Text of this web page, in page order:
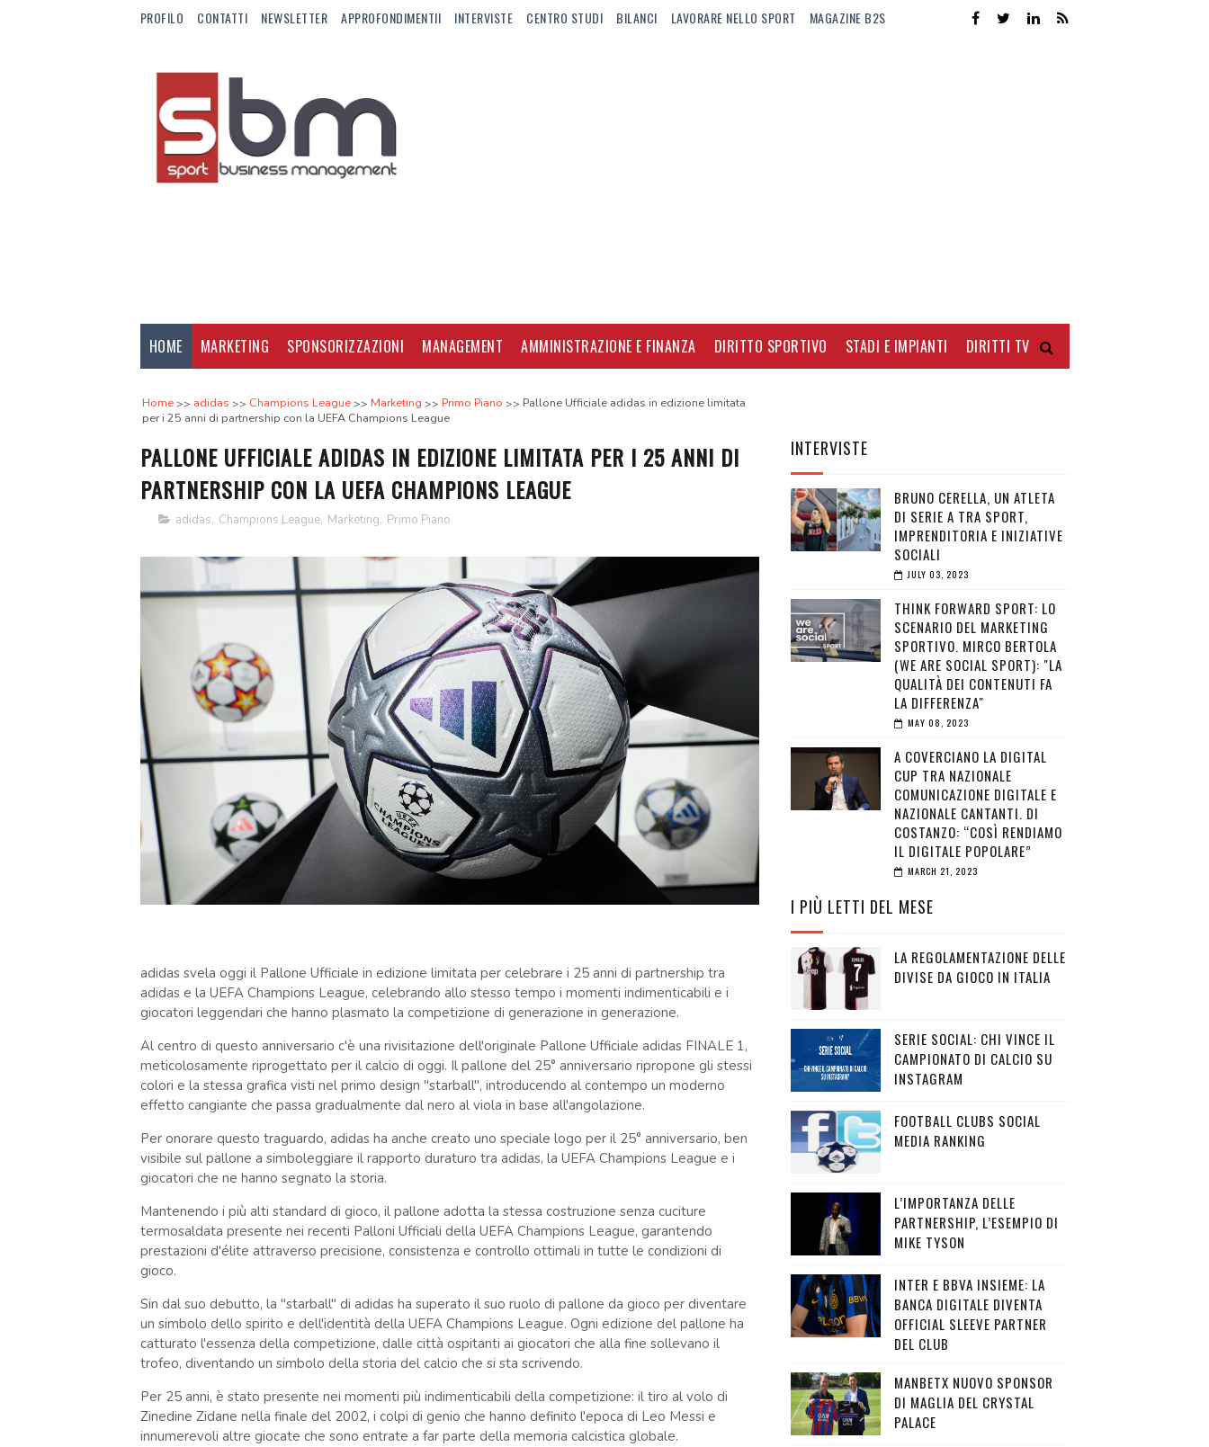
PROFILO CONTATTI NEWSLETTER APPROFONDIMENTII INTERVISTE CENTRO STUDI BILANCI LAVORARE NELLO SPORT MAGAZINE B2S
HOME MARKETING SPONSORIZZAZIONI MANAGEMENT AMMINISTRAZIONE E FINANZA DIRITTO SPORTIVO STADI E IMPIANTI DIRITTI TV
Home adidas Champions League Marketing Primo Piano
Pallone Ufficiale adidas in edizione limitata
per i 25 anni di partnership con la UEFA Champions League
PALLONE UFFICIALE ADIDAS IN EDIZIONE LIMITATA PER I 25 ANNI DI
PARTNERSHIP CON LA UEFA CHAMPIONS LEAGUE
adidas, Champions League, Marketing, Primo Piano
adidas svela oggi il Pallone Ufficiale in edizione limitata per celebrare i 25 anni di partnership tra
adidas e la UEFA Champions League, celebrando allo stesso tempo i momenti indimenticabili e i
giocatori leggendari che hanno plasmato la competizione di generazione in generazione.
Al centro di questo anniversario c'è una rivisitazione dell'originale Pallone Ufficiale adidas FINALE 1,
meticolosamente riprogettato per il calcio di oggi. Il pallone del 25° anniversario ripropone gli stessi
colori e la stessa grafica visti nel primo design "starball", introducendo al contempo un moderno
effetto cangiante che passa gradualmente dal nero al viola in base all'angolazione.
Per onorare questo traguardo, adidas ha anche creato uno speciale logo per il 25° anniversario, ben
visibile sul pallone a simboleggiare il rapporto duraturo tra adidas, la UEFA Champions League e i
giocatori che ne hanno segnato la storia.
Mantenendo i più alti standard di gioco, il pallone adotta la stessa costruzione senza cuciture
termosaldata presente nei recenti Palloni Ufficiali della UEFA Champions League, garantendo
prestazioni d'élite attraverso precisione, consistenza e controllo ottimali in tutte le condizioni di
gioco.
Sin dal suo debutto, la "starball" di adidas ha superato il suo ruolo di pallone da gioco per diventare
un simbolo dello spirito e dell'identità della UEFA Champions League. Ogni edizione del pallone ha
catturato l'essenza della competizione, dalle città ospitanti ai giocatori che alla fine sollevano il
trofeo, diventando un simbolo della storia del calcio che si sta scrivendo.
Per 25 anni, è stato presente nei momenti più indimenticabili della competizione: il tiro al volo di
Zinedine Zidane nella finale del 2002, i colpi di genio che hanno definito l'epoca di Leo Messi e
innumerevoli altre giocate che sono entrate a far parte della memoria calcistica globale.
INTERVISTE
BRUNO CERELLA, UN ATLETA
DI SERIE A TRA SPORT,
IMPRENDITORIA E INIZIATIVE
SOCIALI
JULY 03, 2023
THINK FORWARD SPORT: LO
SCENARIO DEL MARKETING
SPORTIVO. MIRCO BERTOLA
(WE ARE SOCIAL SPORT): "LA
QUALITÀ DEI CONTENUTI FA
LA DIFFERENZA"
MAY 08, 2023
A COVERCIANO LA DIGITAL
CUP TRA NAZIONALE
COMUNICAZIONE DIGITALE E
NAZIONALE CANTANTI. DI
COSTANZO: “COSÌ RENDIAMO
IL DIGITALE POPOLARE”
MARCH 21, 2023
I PIÙ LETTI DEL MESE
LA REGOLAMENTAZIONE DELLE
DIVISE DA GIOCO IN ITALIA
SERIE SOCIAL: CHI VINCE IL
CAMPIONATO DI CALCIO SU
INSTAGRAM
FOOTBALL CLUBS SOCIAL
MEDIA RANKING
L’IMPORTANZA DELLE
PARTNERSHIP, L’ESEMPIO DI
MIKE TYSON
INTER E BBVA INSIEME: LA
BANCA DIGITALE DIVENTA
OFFICIAL SLEEVE PARTNER
DEL CLUB
MANBETX NUOVO SPONSOR
DI MAGLIA DEL CRYSTAL
PALACE